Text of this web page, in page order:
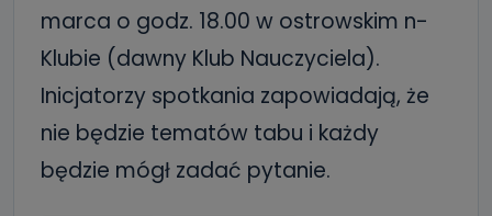
marca o godz. 18.00 w ostrowskim n-
Klubie (dawny Klub Nauczyciela).
Inicjatorzy spotkania zapowiadają, że
nie będzie tematów tabu i każdy
będzie mógł zadać pytanie.